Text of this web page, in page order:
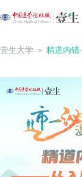
壹生大学 ＞ 精道内镜